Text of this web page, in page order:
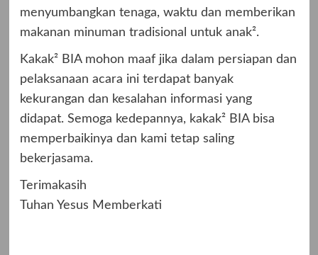
menyumbangkan tenaga, waktu dan memberikan
makanan minuman tradisional untuk anak².
Kakak² BIA mohon maaf jika dalam persiapan dan
pelaksanaan acara ini terdapat banyak
kekurangan dan kesalahan informasi yang
didapat. Semoga kedepannya, kakak² BIA bisa
memperbaikinya dan kami tetap saling
bekerjasama.
Terimakasih
Tuhan Yesus Memberkati